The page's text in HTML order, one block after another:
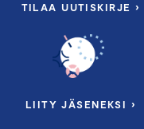
TILAA UUTISKIRJE ›
LIITY JÄSENEKSI ›